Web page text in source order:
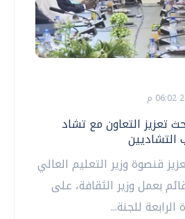
تعزيز التعاون مع تشاد
التشاديين
قنصوة وزير التعليم العالي
بعمل وزير الثقافة، على
للجنة...